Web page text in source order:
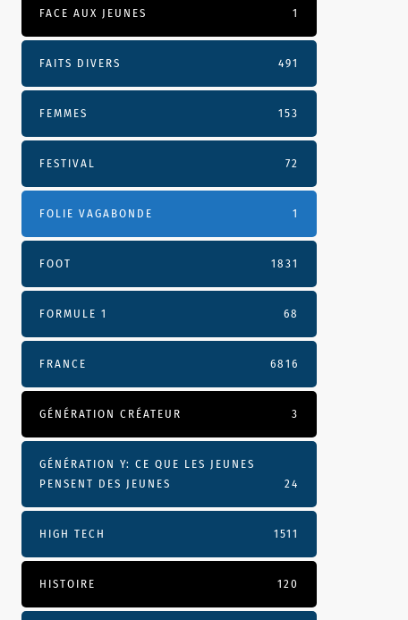
FACE AUX JEUNES 1
FAITS DIVERS 491
FEMMES 153
FESTIVAL 72
FOLIE VAGABONDE 1
FOOT 1831
FORMULE 1 68
FRANCE 6816
GÉNÉRATION CRÉATEUR 3
GÉNÉRATION Y: CE QUE LES JEUNES
PENSENT DES JEUNES
24
HIGH TECH 1511
HISTOIRE 120